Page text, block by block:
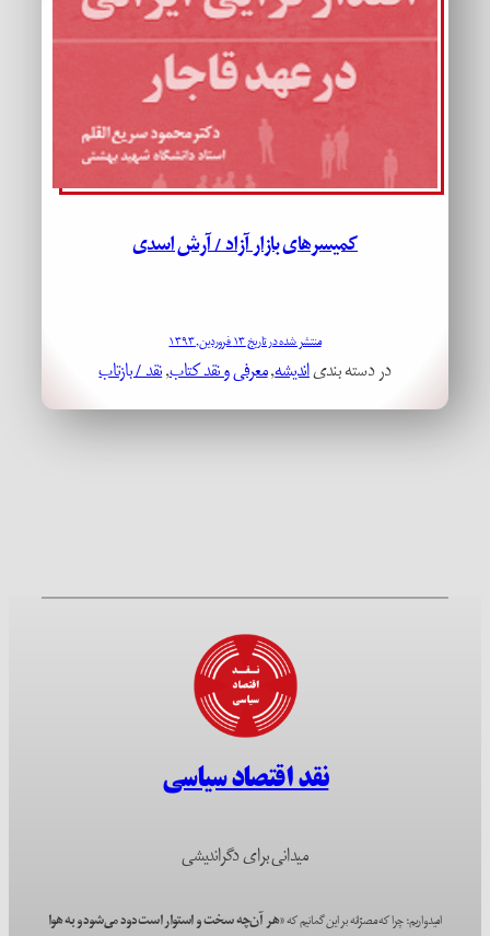
کمیسرهای بازار آزاد / آرش اسدی
منتشر شده در تاریخ ۱۳ فروردین, ۱۳۹۳
در دسته بندیاندیشه, معرفی و نقد کتاب, نقد / بازتاب
نقد اقتصاد سیاسی
میدانی برای دگراندیشی
امیدواریم؛ چرا که مصرّانه بر این گمانیم که«هر آن‌چه سخت و استوار است دود می‌شود و به هوا